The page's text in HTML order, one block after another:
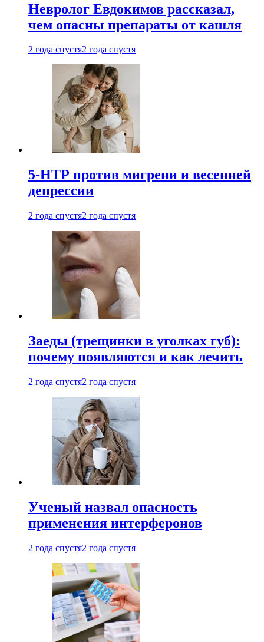
Невролог Евдокимов рассказал,
чем опасны препараты от кашля
2 года спустя2 года спустя
5-НТР против мигрени и весенней
депрессии
2 года спустя2 года спустя
Заеды (трещинки в уголках губ):
почему появляются и как лечить
2 года спустя2 года спустя
Ученый назвал опасность
применения интерферонов
2 года спустя2 года спустя